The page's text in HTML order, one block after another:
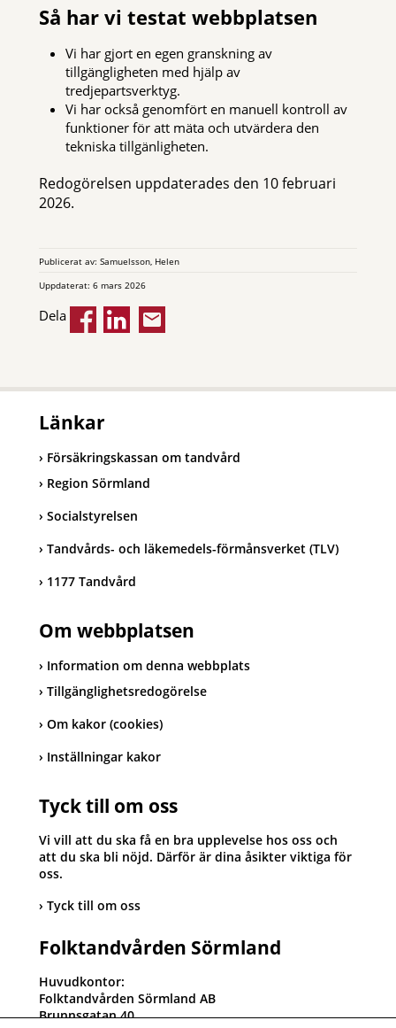
Så har vi testat webbplatsen
Vi har gjort en egen granskning av
tillgängligheten med hjälp av
tredjepartsverktyg.
Vi har också genomfört en manuell kontroll av
funktioner för att mäta och utvärdera den
tekniska tillgänligheten.
Redogörelsen uppdaterades den 10 februari
2026.
Publicerat av: Samuelsson, Helen
Uppdaterat: 6 mars 2026
Dela
Länkar
Försäkringskassan om tandvård
Region Sörmland
Socialstyrelsen
Tandvårds- och läkemedels-förmånsverket (TLV)
1177 Tandvård
Om webbplatsen
Information om denna webbplats
Tillgänglighetsredogörelse
Om kakor (cookies)
Inställningar kakor
Tyck till om oss
Vi vill att du ska få en bra upplevelse hos oss och
att du ska bli nöjd. Därför är dina åsikter viktiga för
oss.
Tyck till om oss
Folktandvården Sörmland
Huvudkontor:
Folktandvården Sörmland AB
Brunnsgatan 40